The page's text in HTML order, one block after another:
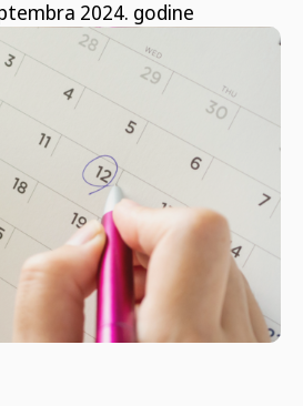
2024. godine